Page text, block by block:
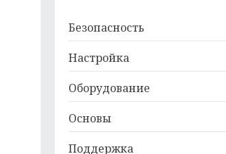
Безопасность
Настройка
Оборудование
Основы
Поддержка